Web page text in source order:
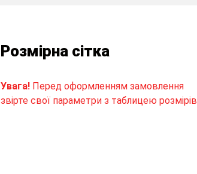
Розмірна сітка
Увага! Перед оформленням замовлення
звірте свої параметри з таблицею розмірів